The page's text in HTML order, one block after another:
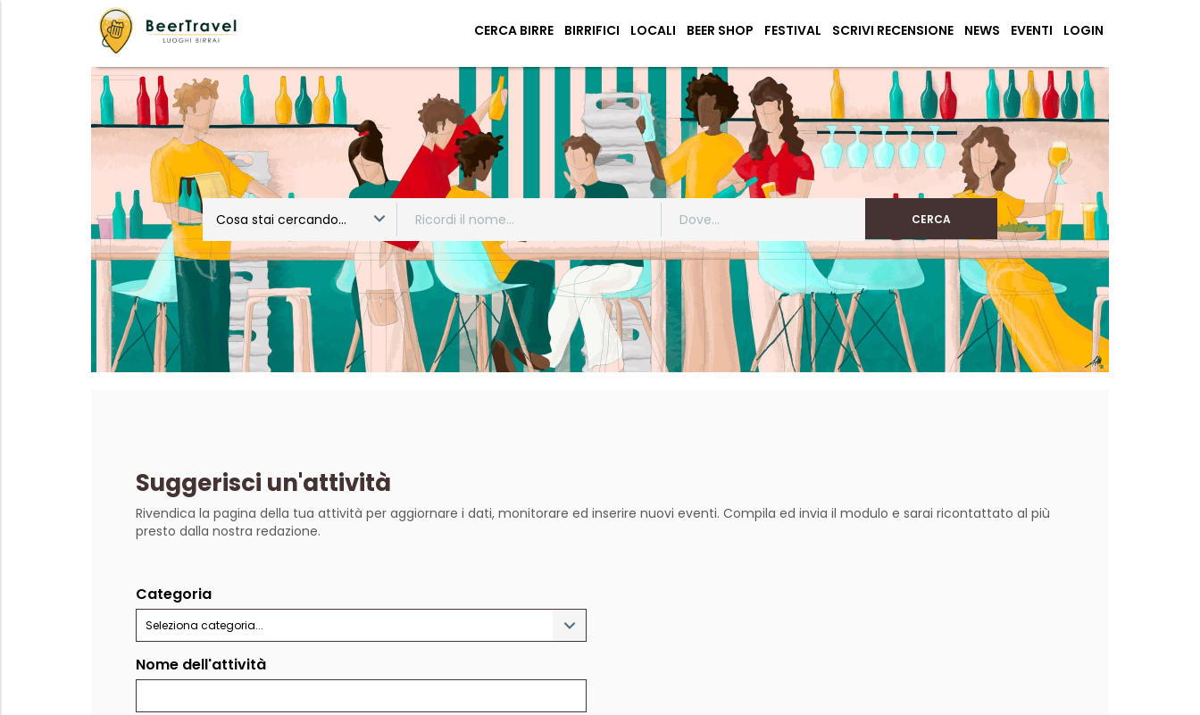
CERCA BIRRE BIRRIFICI LOCALI BEER SHOP FESTIVAL SCRIVI RECENSIONE NEWS EVENTI LOGIN
Cosa stai cercando... CERCA
Suggerisci un'attività
Rivendica la pagina della tua attività per aggiornare i dati, monitorare ed inserire nuovi eventi. Compila ed invia il modulo e sarai ricontattato al più
presto dalla nostra redazione.
Categoria
Seleziona categoria...
Nome dell'attività